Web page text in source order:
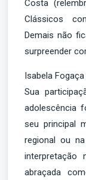
Costa
Clássicos
Demais não
surpreender
Isabela
Sua
adolescência
seu principal
regional ou
interpretação
abraçada